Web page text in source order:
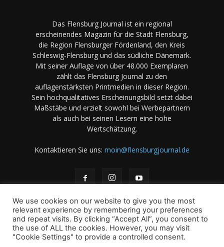
Das Flensburg Journal ist ein regional
erscheinendes Magazin für die Stadt Flensburg,
die Region Flensburger Fördenland, den Kreis
Schleswig-Flensburg und das südliche Dänemark.
Mit seiner Auflage von über 48.000 Exemplaren
zählt das Flensburg Journal zu den
auflagenstärksten Printmedien in dieser Region.
Sein hochqualitatives Erscheinungsbild setzt dabei
Maßstäbe und erzielt sowohl bei Werbepartnern
als auch bei seinen Lesern eine hohe
Wertschätzung.
Kontaktieren Sie uns: moin@flensburgjournal.de
Über uns Stellenangebote Impressum
Datenschutz
Magazin-Archiv
Das Magazin Mediadaten
We use cookies on our website to give you the most
relevant experience by remembering your preferences
and repeat visits. By clicking “Accept All”, you consent to
the use of ALL the cookies. However, you may visit
"Cookie Settings" to provide a controlled consent.